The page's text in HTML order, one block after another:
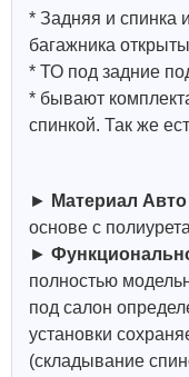
* Задняя и спинка
багажника
* ТО под задние
* бывают
спинкой. Так же
► Материал
основе с
►
полностью
под салон
установки
(складывание